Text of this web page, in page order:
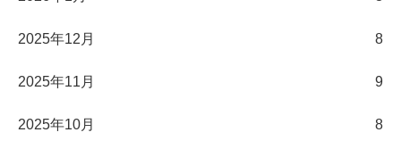
2025年12月 8
2025年11月 9
2025年10月 8